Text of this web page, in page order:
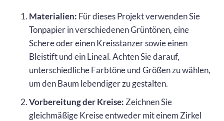
Materialien: Für dieses Projekt verwenden Sie
Tonpapier in verschiedenen Grüntönen, eine
Schere oder einen Kreisstanzer sowie einen
Bleistift und ein Lineal. Achten Sie darauf,
unterschiedliche Farbtöne und Größen zu wählen,
um den Baum lebendiger zu gestalten.
Vorbereitung der Kreise: Zeichnen Sie
gleichmäßige Kreise entweder mit einem Zirkel